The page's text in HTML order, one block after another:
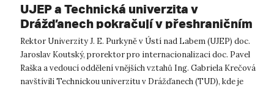
UJEP a Technická univerzita v
Drážďanech pokračují v přeshraničním
strategickém partnerství
Rektor Univerzity J. E. Purkyně v Ústí nad Labem (UJEP) doc.
Jaroslav Koutský, prorektor pro internacionalizaci doc. Pavel
Raška a vedoucí oddělení vnějších vztahů Ing. Gabriela Krečová
navštívili Technickou univerzitu v Drážďanech (TUD), kde je